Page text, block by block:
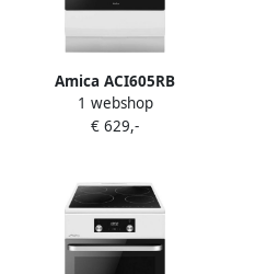
Amica ACI605RB
Inductiefornuis 50 cm
breed Katalyse -65 L Klasse
1 webshop
€ 629,-